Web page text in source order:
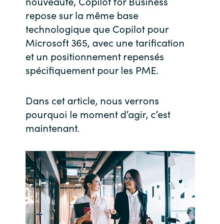
Kuwait
Latvia
Lithuania
Middle East
Norway
Oman
Philippines
repose sur la même base
technologique que Copilot pour
Microsoft 365, avec une tarification
et un positionnement repensés
spécifiquement pour les PME.
Dans cet article, nous verrons
pourquoi le moment d’agir, c’est
maintenant.